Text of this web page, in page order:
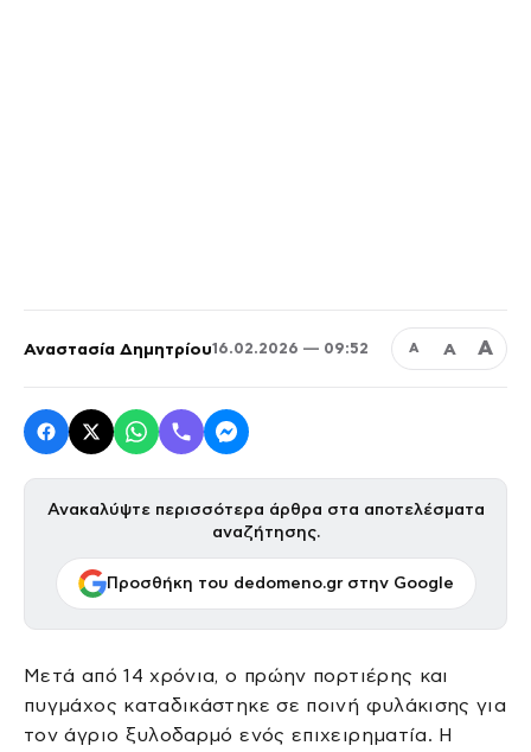
Αναστασία Δημητρίου16.02.2026 — 09:52 Α Α Α
Ανακαλύψτε περισσότερα άρθρα στα αποτελέσματα
αναζήτησης.
Προσθήκη του dedomeno.gr στην Google
Μετά από 14 χρόνια, ο πρώην πορτιέρης και
πυγμάχος καταδικάστηκε σε ποινή φυλάκισης για
τον άγριο ξυλοδαρμό ενός επιχειρηματία. Η